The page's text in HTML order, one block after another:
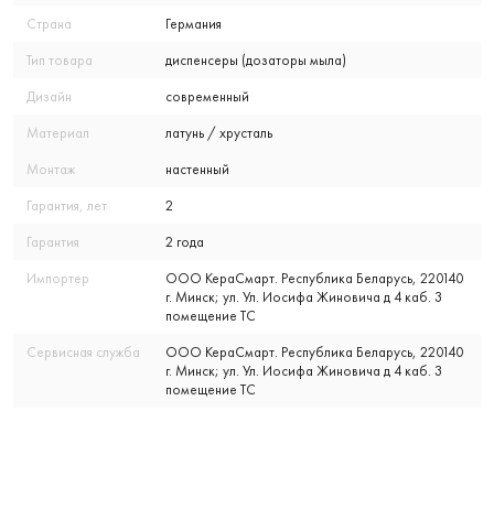
Страна Германия
Тип товара диспенсеры (дозаторы мыла)
Дизайн современный
Материал латунь / хрусталь
Монтаж настенный
Гарантия, лет 2
Гарантия 2 года
Импортер
ООО КераСмарт. Республика Беларусь, 220140
г. Минск; ул. Ул. Иосифа Жиновича д 4 каб. 3
помещение ТС
Сервисная служба
ООО КераСмарт. Республика Беларусь, 220140
г. Минск; ул. Ул. Иосифа Жиновича д 4 каб. 3
помещение ТС